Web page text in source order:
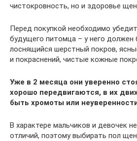
чистокровность, но и здоровье
Перед покупкой необходимо
будущего питомца – у него должен
лоснящийся шерстный покров,
и покраснений, чистые кожные
Уже в 2 месяца они уверенно
хорошо передвигаются, в их
быть хромоты или
В характере мальчиков и девочек
отличий, поэтому выбирать пол